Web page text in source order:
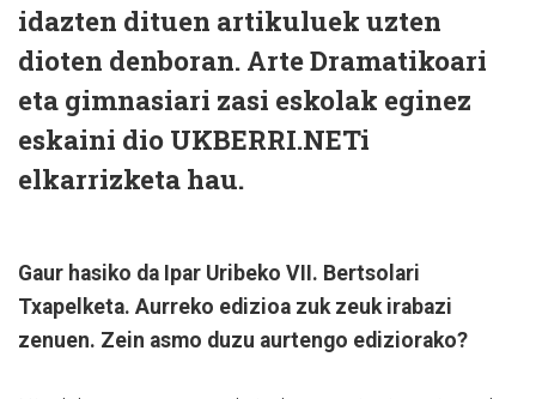
idazten dituen artikuluek uzten
dioten denboran. Arte Dramatikoari
eta gimnasiari zasi eskolak eginez
eskaini dio UKBERRI.NETi
elkarrizketa hau.
Gaur hasiko da Ipar Uribeko VII. Bertsolari
Txapelketa. Aurreko edizioa zuk zeuk irabazi
zenuen. Zein asmo duzu aurtengo ediziorako?